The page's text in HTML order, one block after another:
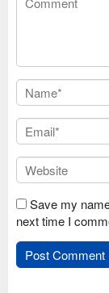
Save my
next time I